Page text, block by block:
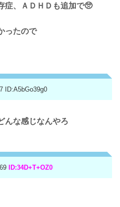
症、ＡＤＨＤも追加で🥺
ったので
ID:A5bGo39g0
んな感じなんやろ
ID:34D+T+OZ0